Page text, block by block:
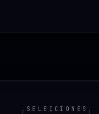
SELECCIONES